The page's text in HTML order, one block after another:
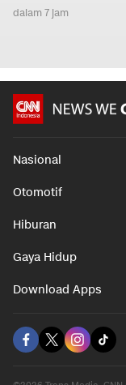
dalam 7 jam
Nasional
Otomotif
Hiburan
Gaya Hidup
Download Apps